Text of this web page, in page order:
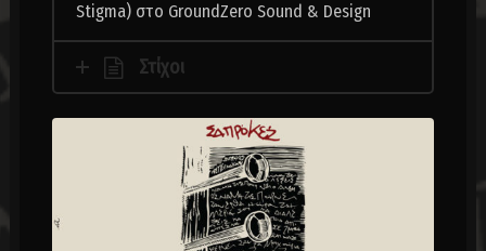
Stigma) στο GroundZero Sound & Design
Στίχοι